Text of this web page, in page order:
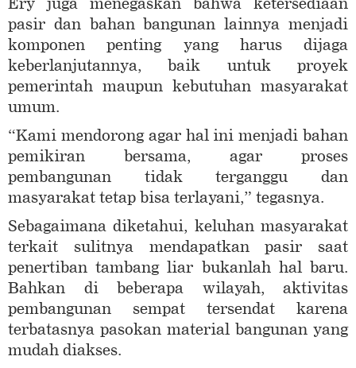
pasir dan bahan bangunan lainnya menjadi
komponen penting yang harus dijaga
keberlanjutannya, baik untuk proyek
pemerintah maupun kebutuhan masyarakat
umum.
“Kami mendorong agar hal ini menjadi bahan
pemikiran bersama, agar proses
pembangunan tidak terganggu dan
masyarakat tetap bisa terlayani,” tegasnya.
Sebagaimana diketahui, keluhan masyarakat
terkait sulitnya mendapatkan pasir saat
penertiban tambang liar bukanlah hal baru.
Bahkan di beberapa wilayah, aktivitas
pembangunan sempat tersendat karena
terbatasnya pasokan material bangunan yang
mudah diakses.